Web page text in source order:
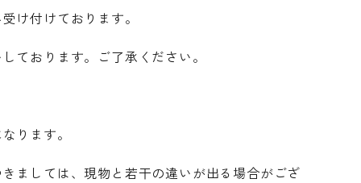
け付けております。
ております。ご了承ください。
ります。
ましては、現物と若干の違いが出る場合がござ